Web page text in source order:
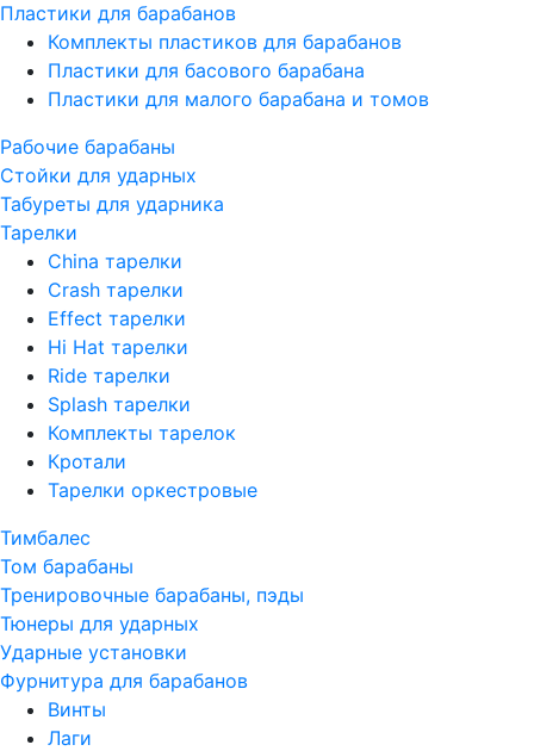
Пластики для барабанов
Комплекты пластиков для барабанов
Пластики для басового барабана
Пластики для малого барабана и томов
Рабочие барабаны
Стойки для ударных
Табуреты для ударника
Тарелки
China тарелки
Crash тарелки
Effect тарелки
Hi Hat тарелки
Ride тарелки
Splash тарелки
Комплекты тарелок
Кротали
Тарелки оркестровые
Тимбалес
Том барабаны
Тренировочные барабаны, пэды
Тюнеры для ударных
Ударные установки
Фурнитура для барабанов
Винты
Лаги